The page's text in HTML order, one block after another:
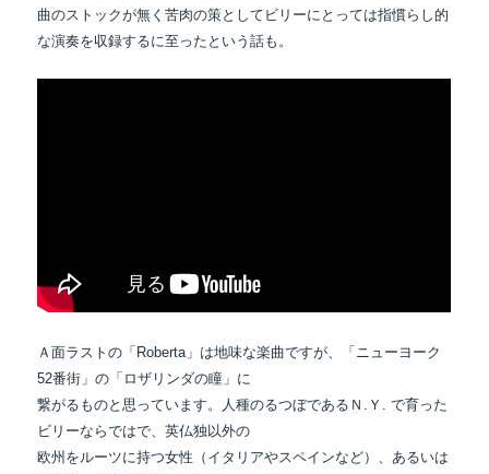
曲のストックが無く苦肉の策としてビリーにとっては指慣らし的
な演奏を収録するに至ったという話も。
Ａ面ラストの「Roberta」は地味な楽曲ですが、「ニューヨーク
52番街」の「ロザリンダの瞳」に
繋がるものと思っています。人種のるつぼであるＮ.Ｙ. で育った
ビリーならではで、英仏独以外の
欧州をルーツに持つ女性（イタリアやスペインなど）、あるいは